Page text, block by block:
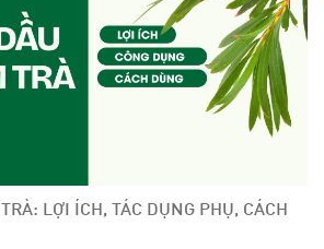
LỢI ÍCH, TÁC DỤNG PHỤ, CÁCH